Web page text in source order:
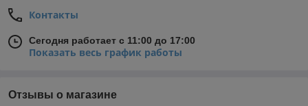
Контакты
Сегодня работает с 11:00 до 17:00
Показать весь график работы
Отзывы о магазине